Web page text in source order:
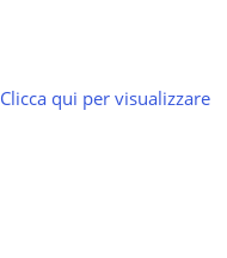
qui per visualizzare